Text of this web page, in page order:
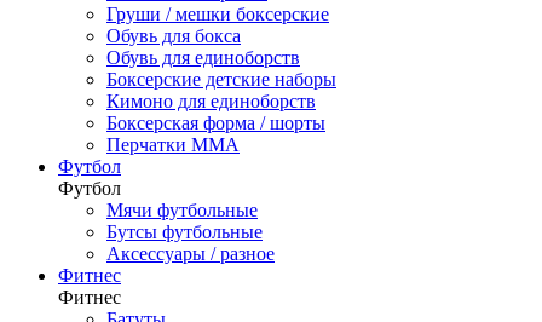
Груши / мешки боксерские
Обувь для бокса
Обувь для единоборств
Боксерские детские наборы
Кимоно для единоборств
Боксерская форма / шорты
Перчатки ММА
Футбол
Футбол
Мячи футбольные
Бутсы футбольные
Аксессуары / разное
Фитнес
Фитнес